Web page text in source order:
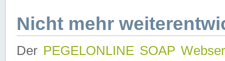
Nicht mehr
Der PEGELONLINE SOAP